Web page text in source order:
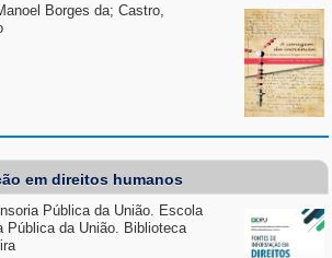
Borges da; Castro,
em direitos humanos
Pública da União. Escola
Pública da União. Biblioteca